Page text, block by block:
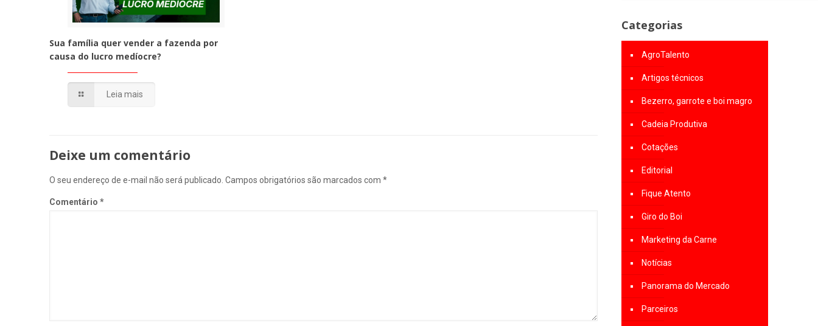
Sua família quer vender a fazenda por
causa do lucro medíocre?
Leia mais
Deixe um comentário
O seu endereço de e-mail não será publicado. Campos obrigatórios são marcados com*
Comentário*
Categorias
AgroTalento
Artigos técnicos
Bezerro, garrote e boi magro
Cadeia Produtiva
Cotações
Editorial
Fique Atento
Giro do Boi
Marketing da Carne
Notícias
Panorama do Mercado
Parceiros